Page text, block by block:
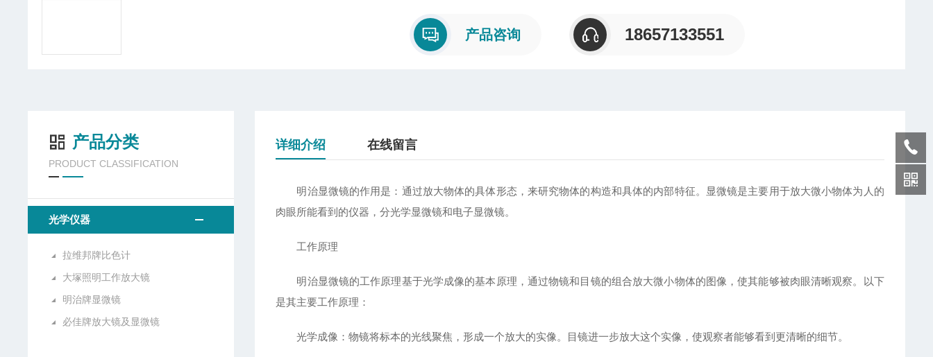
产品咨询 18657133551
产品分类
PRODUCT CLASSIFICATION
光学仪器
拉维邦牌比色计
大塚照明工作放大镜
明治牌显微镜
必佳牌放大镜及显微镜
详细介绍 在线留言
明治显微镜的作用是：通过放大物体的具体形态，来研究物体的构造和具体的内部特征。显微镜是主要用于放大微小物体为人的
肉眼所能看到的仪器，分光学显微镜和电子显微镜。
工作原理
明治显微镜的工作原理基于光学成像的基本原理，通过物镜和目镜的组合放大微小物体的图像，使其能够被肉眼清晰观察。以下
是其主要工作原理：
光学成像：物镜将标本的光线聚焦，形成一个放大的实像。目镜进一步放大这个实像，使观察者能够看到更清晰的细节。